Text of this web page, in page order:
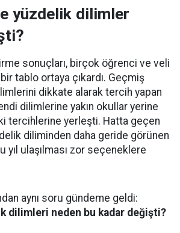
yüzdelik dilimler
sonuçları, birçok öğrenci ve veli
tablo ortaya çıkardı. Geçmiş
dikkate alarak tercih yapan
dilimlerine yakın okullar yerine
tercihlerine yerleşti. Hatta geçen
diliminden daha geride görünen
yıl ulaşılması zor seçeneklere
aynı soru gündeme geldi:
dilimleri neden bu kadar değişti?